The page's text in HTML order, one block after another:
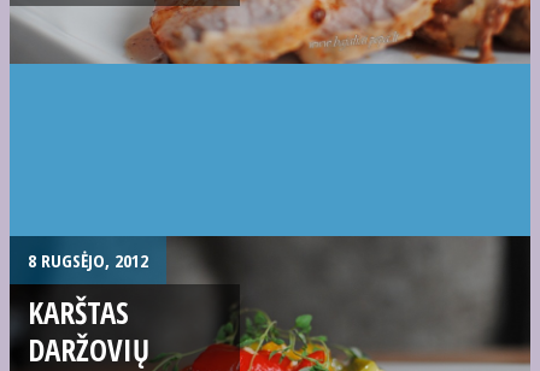
8 RUGSĖJO, 2012
KARŠTAS
DARŽOVIŲ